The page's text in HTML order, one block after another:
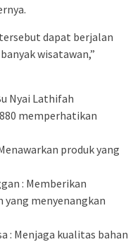
dapat berjalan
wisatawan,”
Nyai Lathifah
memperhatikan
produk yang
: Memberikan
yang menyenangkan
: Menjaga kualitas bahan